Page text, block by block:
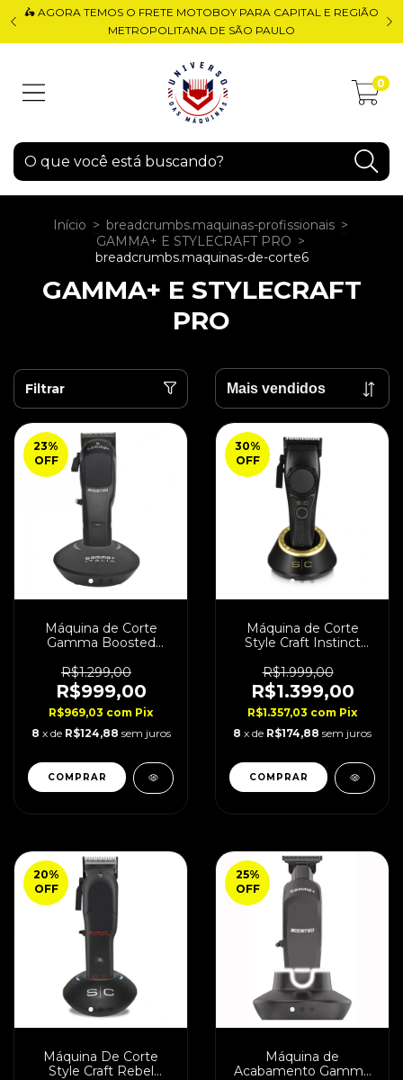
🛵 AGORA TEMOS O FRETE MOTOBOY PARA CAPITAL E REGIÃO
METROPOLITANA DE SÃO PAULO
0
Início > breadcrumbs.maquinas-profissionais >
GAMMA+ E STYLECRAFT PRO >
breadcrumbs.maquinas-de-corte6
GAMMA+ E STYLECRAFT
PRO
Filtrar
23%
OFF
Máquina de Corte
Gamma Boosted
R$1.299,00
R$999,00
R$969,03 com Pix
8 x de R$124,88 sem juros
30%
OFF
Máquina de Corte
Style Craft Instinct
R$1.999,00
R$1.399,00
R$1.357,03 com Pix
8 x de R$174,88 sem juros
20%
OFF
Máquina De Corte
Style Craft Rebel
25%
OFF
Máquina de
Acabamento Gamma